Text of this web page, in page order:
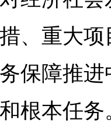
、重大
保障推
根本任